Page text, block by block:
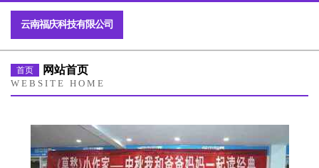
云南福庆科技有限公司
首页 网站首页
WEBSITE HOME